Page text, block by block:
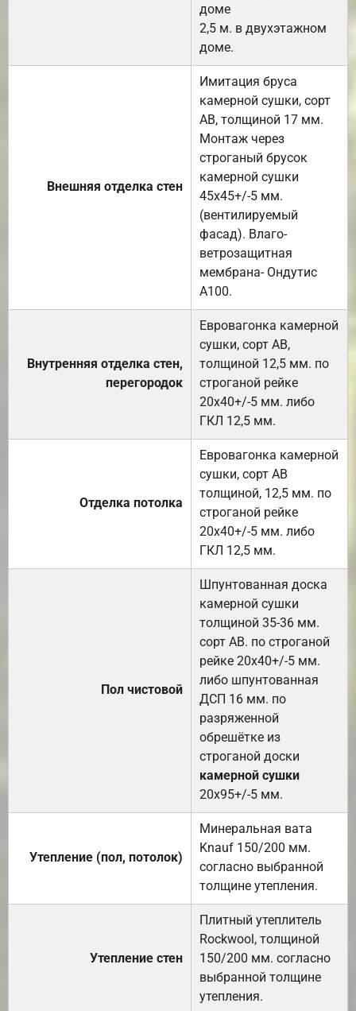
доме
2,5 м. в двухэтажном
доме.
Внешняя отделка стен
Имитация бруса
камерной сушки, сорт
АВ, толщиной 17 мм.
Монтаж через
строганый брусок
камерной сушки
45х45+/-5 мм.
(вентилируемый
фасад). Влаго-
ветрозащитная
мембрана- Ондутис
А100.
Внутренняя отделка стен,
перегородок
Евровагонка камерной
сушки, сорт АВ,
толщиной 12,5 мм. по
строганой рейке
20х40+/-5 мм. либо
ГКЛ 12,5 мм.
Отделка потолка
Евровагонка камерной
сушки, сорт АВ
толщиной, 12,5 мм. по
строганой рейке
20х40+/-5 мм. либо
ГКЛ 12,5 мм.
Пол чистовой
Шпунтованная доска
камерной сушки
толщиной 35-36 мм.
сорт АВ. по строганой
рейке 20х40+/-5 мм.
либо шпунтованная
ДСП 16 мм. по
разряженной
обрешётке из
строганой доски
камерной сушки
20х95+/-5 мм.
Утепление (пол, потолок)
Минеральная вата
Knauf 150/200 мм.
согласно выбранной
толщине утепления.
Утепление стен
Плитный утеплитель
Rockwool, толщиной
150/200 мм. согласно
выбранной толщине
утепления.